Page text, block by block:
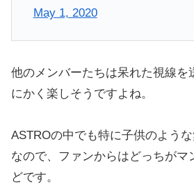
May 1, 2020
他のメンバーたちは呆れた視線を
にかく楽しそうですよね。
ASTROの中でも特に子供のよう
なので、ファンからはどっちがマ
どです。